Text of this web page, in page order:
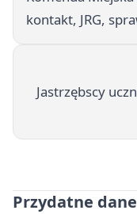
kontakt, JRG,
Jastrzębscy
Przydatne